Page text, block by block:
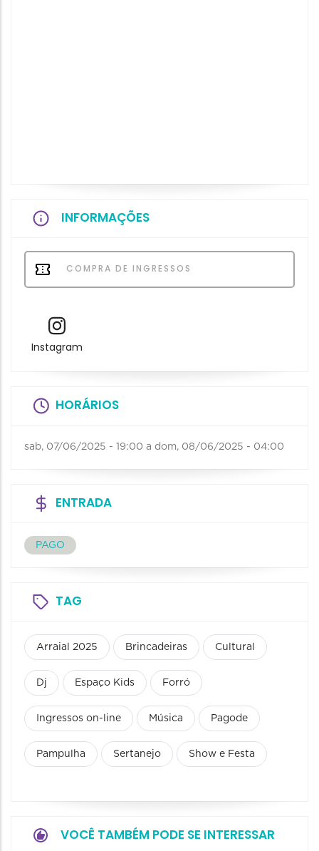
INFORMAÇÕES
COMPRA DE INGRESSOS
Instagram
HORÁRIOS
sab, 07/06/2025 - 19:00 a dom, 08/06/2025 - 04:00
ENTRADA
PAGO
TAG
Arraial 2025 Brincadeiras Cultural
Dj Espaço Kids Forró
Ingressos on-line Música Pagode
Pampulha Sertanejo Show e Festa
VOCÊ TAMBÉM PODE SE INTERESSAR